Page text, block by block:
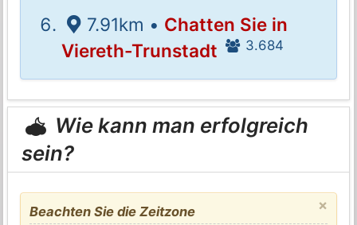
7.91km • Chatten Sie in
Viereth-Trunstadt
3.684
Wie kann man erfolgreich
sein?
×
Beachten Sie die Zeitzone